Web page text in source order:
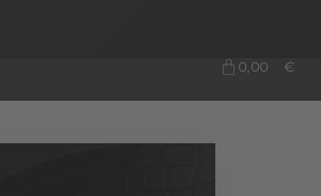
0,00 €